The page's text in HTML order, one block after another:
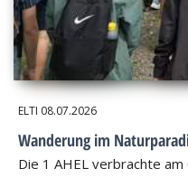
ELTI 08.07.2026
Wanderung im
Die 1 AHEL verbrachte